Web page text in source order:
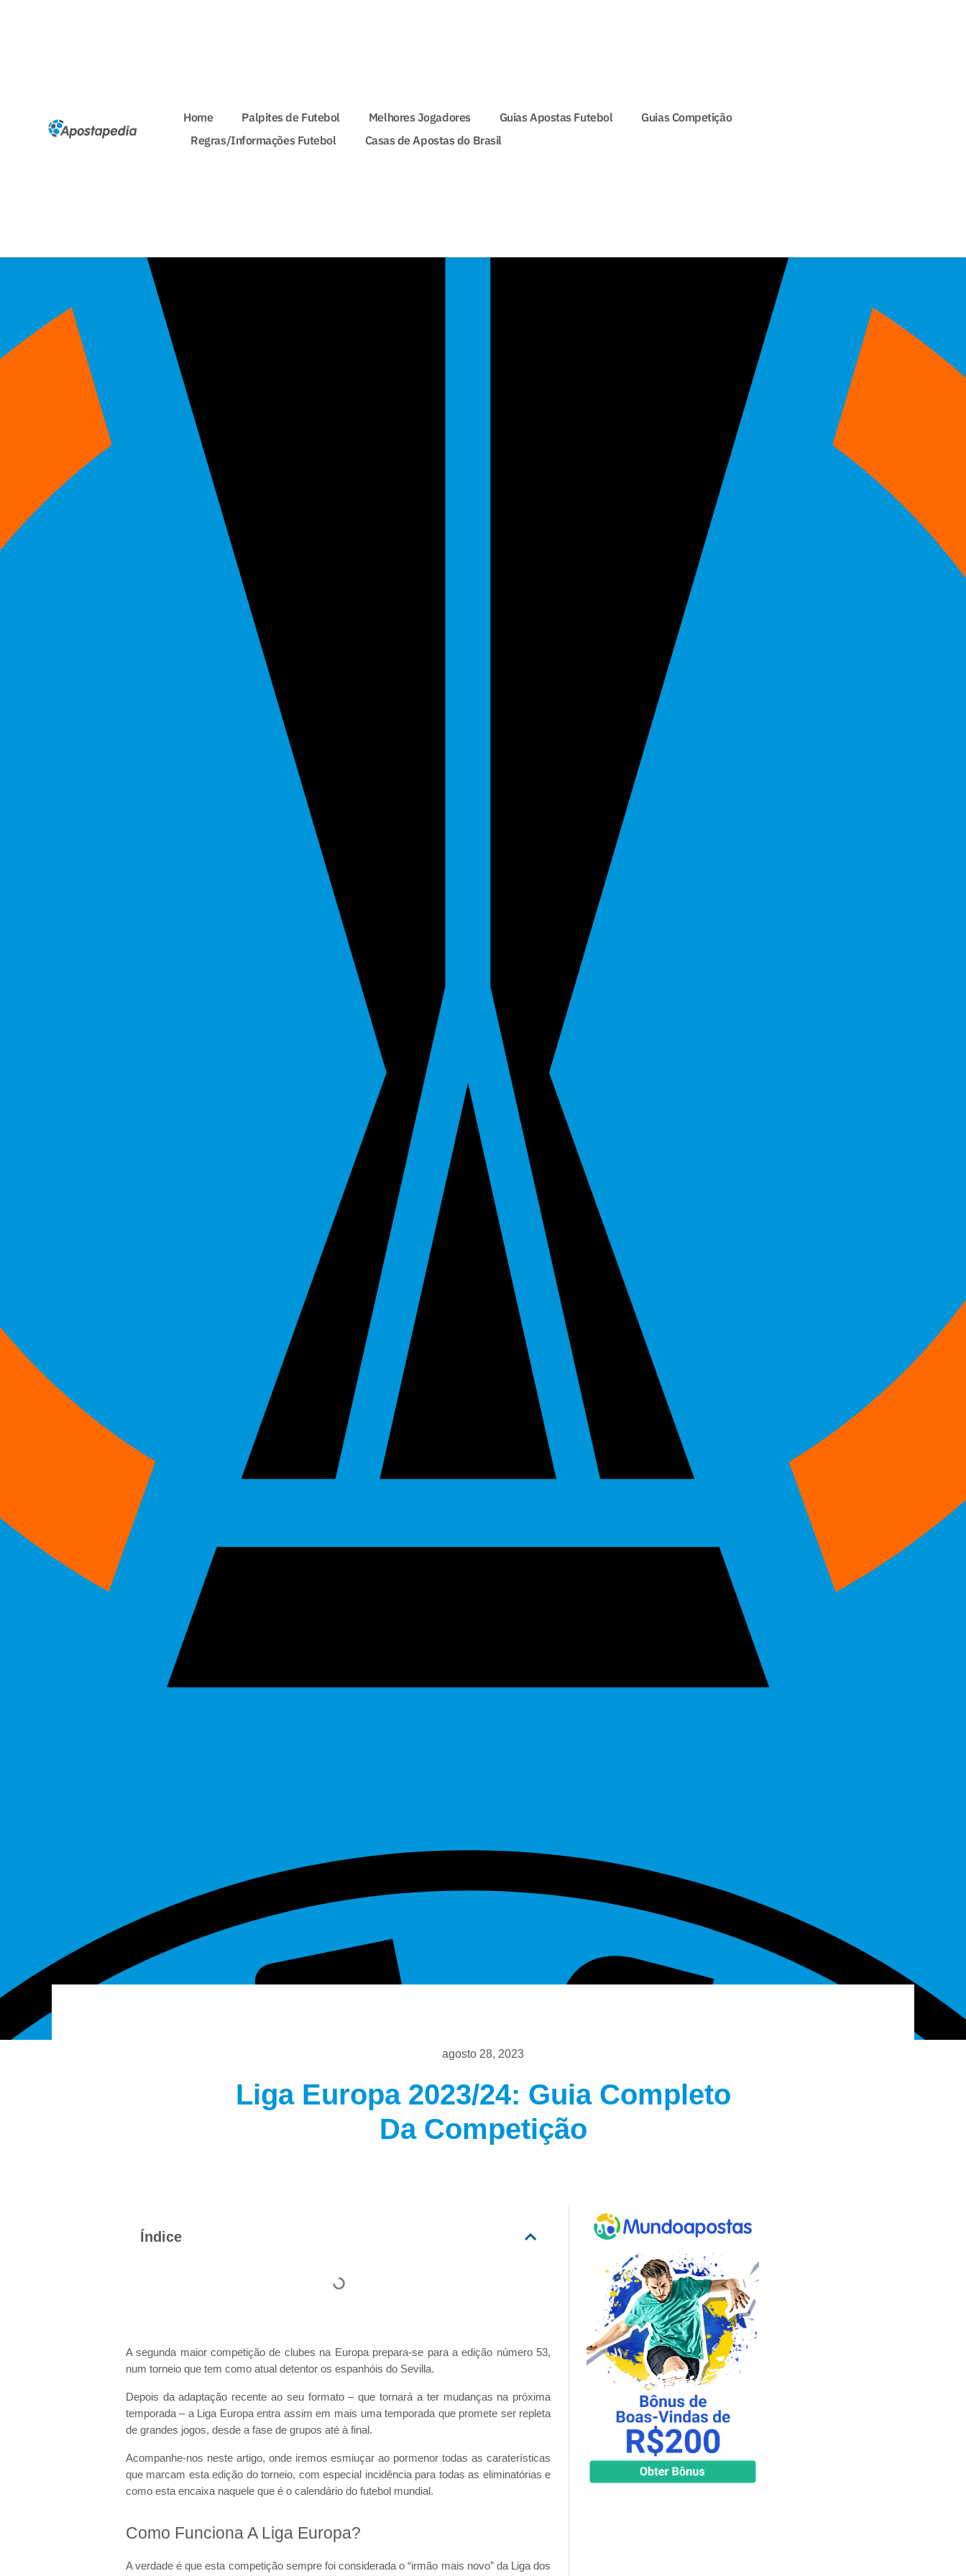
Home Palpites de Futebol Melhores Jogadores Guias Apostas Futebol
Guias Competição
Regras/Informações Futebol
Casas de Apostas do Brasil
agosto 28, 2023
Liga Europa 2023/24: Guia Completo
Da Competição
Índice
A segunda maior competição de clubes na Europa prepara-se para a edição número 53,
num torneio que tem como atual detentor os espanhóis do Sevilla.
Depois da adaptação recente ao seu formato – que tornará a ter mudanças na próxima
temporada – a Liga Europa entra assim em mais uma temporada que promete ser repleta
de grandes jogos, desde a fase de grupos até à final.
Acompanhe-nos neste artigo, onde iremos esmiuçar ao pormenor todas as caraterísticas
que marcam esta edição do torneio, com especial incidência para todas as eliminatórias e
como esta encaixa naquele que é o calendário do futebol mundial.
Como Funciona A Liga Europa?
A verdade é que esta competição sempre foi considerada o “irmão mais novo” da Liga dos